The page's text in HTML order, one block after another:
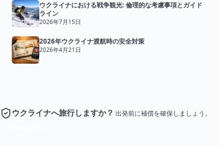
ウクライナにおける戦争観光: 倫理的な考慮事項とガイド
ライン
2026年7月15日
2026年ウクライナ渡航時の安全対策
2026年4月21日
ウクライナへ旅行しますか？ 出発前に補償を確保しましょう。